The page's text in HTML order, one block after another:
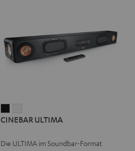
ULTIMAULTIMA
CINEBAR ULTIMA
Die ULTIMA im Soundbar-Format